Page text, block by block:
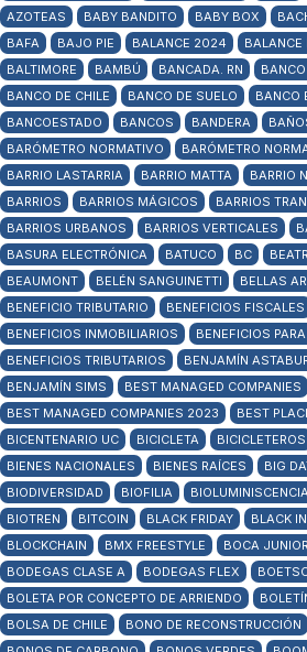
AZOTEAS
BABY BANDITO BABY BOX
BAFA
BAJO PIE BALANCE 2024
BALTIMORE
BAMBÚ BANCADA. RN
BANCO DE CHILE
BANCO DE SUELO BANCO
BANCOESTADO
BANCOS BANDERA
BARÓMETRO NORMATIVO
BARÓMETRO
BARRIO LASTARRIA
BARRIO MATTA BARRIO
BARRIOS
BARRIOS MÁGICOS
BARRIOS
BARRIOS URBANOS
BARRIOS VERTICALES
BASURA ELECTRÓNICA
BATUCO BC
BEAUMONT
BELÉN SANGUINETTI BELLAS
BENEFICIO TRIBUTARIO
BENEFICIOS FISCALES
BENEFICIOS INMOBILIARIOS
BENEFICIOS
BENEFICIOS TRIBUTARIOS
BENJAMÍN
BENJAMÍN SIMS
BEST MANAGED COMPANIES
BEST MANAGED COMPANIES 2023
BEST
BICENTENARIO UC
BICICLETA BICICLETEROS
BIENES NACIONALES
BIENES RAÍCES BIG
BIODIVERSIDAD
BIOFILIA
BIOTREN
BITCOIN BLACK FRIDAY BLACK
BLOCKCHAIN
BMX FREESTYLE BOCA
BODEGAS CLASE A
BODEGAS FLEX
BOLETA POR CONCEPTO DE ARRIENDO
BOLSA DE CHILE
BONO DE RECONSTRUCCIÓN